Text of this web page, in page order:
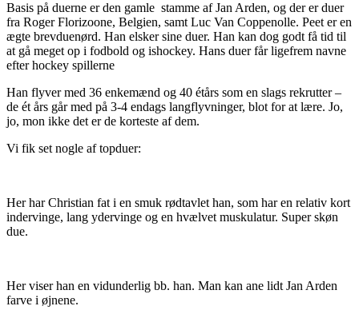
Basis på duerne er den gamle stamme af Jan Arden, og der er duer
fra Roger Florizoone, Belgien, samt Luc Van Coppenolle. Peet er en
ægte brevduenørd. Han elsker sine duer. Han kan dog godt få tid til
at gå meget op i fodbold og ishockey. Hans duer får ligefrem navne
efter hockey spillerne
Han flyver med 36 enkemænd og 40 étårs som en slags rekrutter –
de ét års går med på 3-4 endags langflyvninger, blot for at lære. Jo,
jo, mon ikke det er de korteste af dem.
Vi fik set nogle af topduer:
Her har Christian fat i en smuk rødtavlet han, som har en relativ kort
indervinge, lang ydervinge og en hvælvet muskulatur. Super skøn
due.
Her viser han en vidunderlig bb. han. Man kan ane lidt Jan Arden
farve i øjnene.